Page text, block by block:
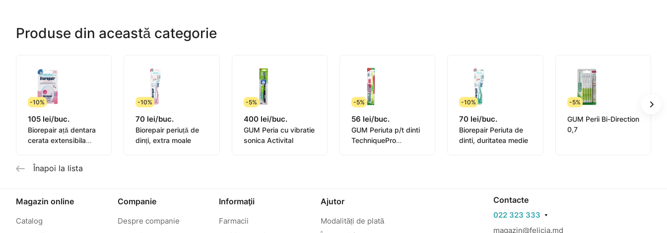
Produse din această categorie
-10%
105 lei/buc.
Biorepair ață dentara
cerata extensibila
-10%
70 lei/buc.
Biorepair periuță de
dinți, extra moale
-5%
400 lei/buc.
GUM Peria cu vibratie
sonica Activital
-5%
56 lei/buc.
GUM Periuta p/t dinti
TechniquePro
-10%
70 lei/buc.
Biorepair Periuta de
dinti, duritatea medie
-5%
GUM Perii Bi-Direction
0,7
Înapoi la lista
Magazin online
Catalog
Companie
Despre companie
Informaţii
Farmacii
Ajutor
Modalități de plată
Contacte
022 323 333
magazin@felicia.md